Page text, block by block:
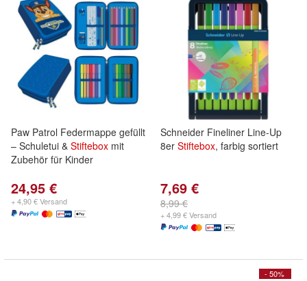
Paw Patrol Federmappe gefüllt
– Schuletui & Stiftebox mit
Zubehör für Kinder
24,95 €
+ 4,90 € Versand
Schneider Fineliner Line-Up
8er Stiftebox, farbig sortiert
7,69 €
8,99 €
+ 4,99 € Versand
- 50%